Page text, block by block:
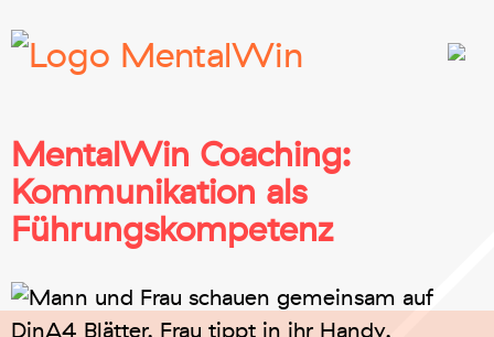
MentalWin Coaching:
Kommunikation als
Führungskompetenz